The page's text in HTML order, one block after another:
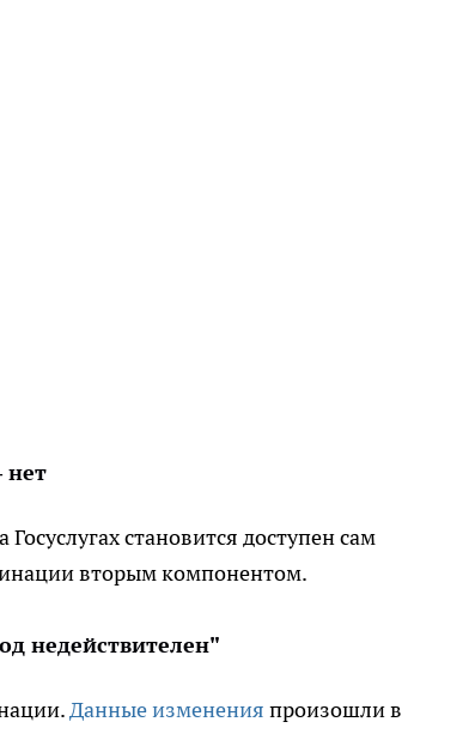
нет
становится доступен сам
вторым компонентом.
недействителен"
Данные изменения произошли в